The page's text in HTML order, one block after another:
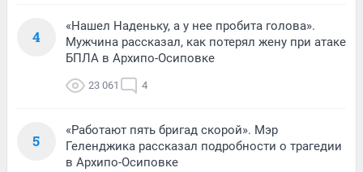
4
«Нашел Наденьку, а у нее пробита голова».
Мужчина рассказал, как потерял жену при атаке
БПЛА в Архипо-Осиповке
23 061 4
5
«Работают пять бригад скорой». Мэр
Геленджика рассказал подробности о трагедии
в Архипо-Осиповке